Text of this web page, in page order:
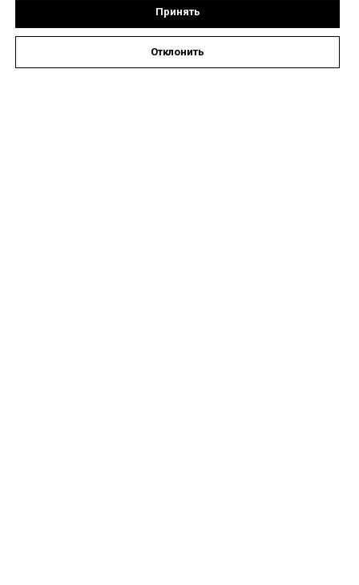
Принять
Отклонить
Оставить заявку на запись к специалисту